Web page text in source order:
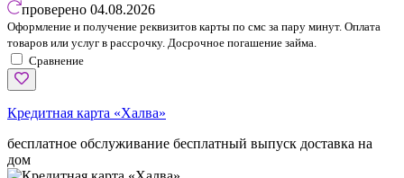
проверено 04.08.2026
Оформление и получение реквизитов карты по смс за пару минут. Оплата
товаров или услуг в рассрочку. Досрочное погашение займа.
Сравнение
Кредитная карта «Халва»
бесплатное обслуживание бесплатный выпуск доставка на
дом